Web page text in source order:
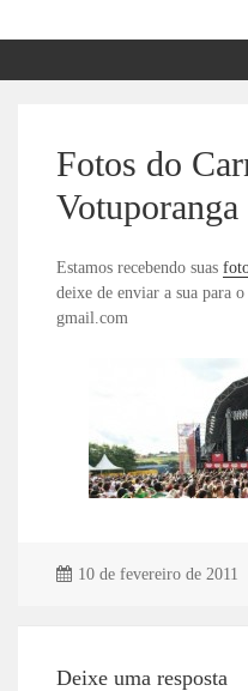
Fotos do
Votuporanga
Estamos recebendo suas
deixe de enviar a sua para
gmail.com
10 de fevereiro de 2011
Deixe uma resposta